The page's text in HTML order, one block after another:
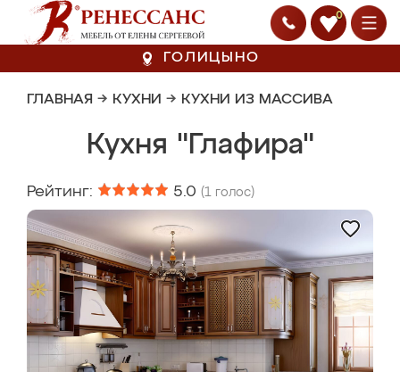
0
ГОЛИЦЫНО
ГЛАВНАЯ → КУХНИ → КУХНИ ИЗ МАССИВА
Кухня "Глафира"
Рейтинг: 5.0 (1 голос)